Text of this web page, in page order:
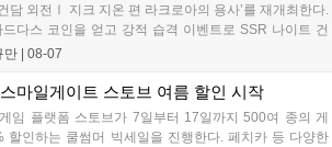
담 외전Ⅰ 지크 지온 편 라크로아의 용사’를 재개최한다.
다스 코인을 얻고 강적 습격 이벤트로 SSR 나이트 건
있다. 로그인 보너스로 최대 다이아 3,000개를 지급하며,
9월 30일까지 공식 유튜브에서 특별 프로그램을 시청
만 08-07
마일게이트 스토브 여름 할인 시작
임 플랫폼 스토브가 7일부터 17일까지 500여 종의 게
할인하는 쿨썸머 빅세일을 진행한다. 페치카 등 다양한